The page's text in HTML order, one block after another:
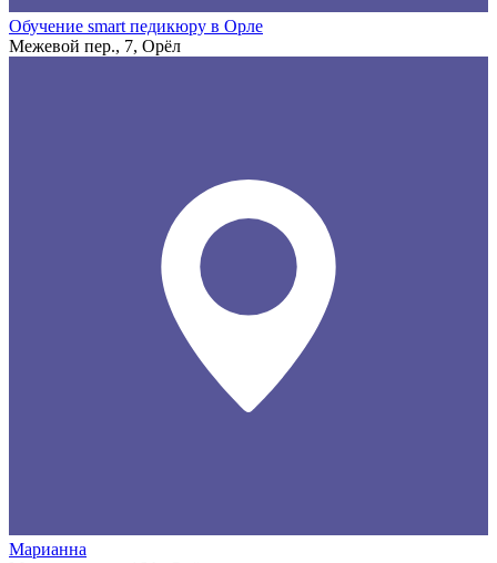
Обучение smart педикюру в Орле
Межевой пер., 7, Орёл
Марианна